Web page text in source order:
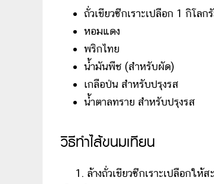
ถั่วเขียวซีกเราะเปลือก 1 กิโลก
หอมแดง
พริกไทย
น้ำมันพืช (สำหรับผัด)
เกลือป่น สำหรับปรุงรส
น้ำตาลทราย สำหรับปรุงรส
วิธีทำไส้ขนมเทียน
1. ล้างถั่วเขียวซีกเราะเปลือกให้